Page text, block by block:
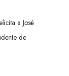
a José
de